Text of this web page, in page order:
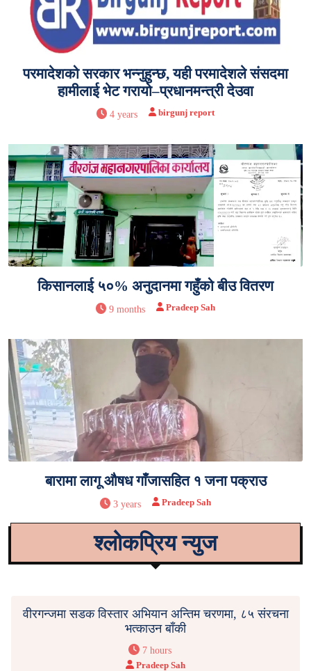
परमादेशको सरकार भन्नुहुन्छ, यही परमादेशले संसदमा
हामीलाई भेट गरायो–प्रधानमन्त्री देउवा
4 years birgunj report
किसानलाई ५०% अनुदानमा गहुँको बीउ वितरण
9 months Pradeep Sah
बारामा लागू औषध गाँजासहित १ जना पक्राउ
3 years Pradeep Sah
श्लोकप्रिय न्युज
वीरगन्जमा सडक विस्तार अभियान अन्तिम चरणमा, ८५ संरचना
भत्काउन बाँकी
7 hours
Pradeep Sah